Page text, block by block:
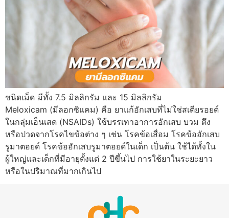
ชนิดเม็ด มีทั้ง 7.5 มิลลิกรัม และ 15 มิลลิกรัม
Meloxicam (มีลอกซิแคม) คือ ยาแก้อักเสบที่ไม่ใช่สเตียรอยด์
ในกลุ่มเอ็นเสด (NSAIDs) ใช้บรรเทาอาการอักเสบ บวม ตึง
หรือปวดจากโรคไขข้อต่าง ๆ เช่น โรคข้อเสื่อม โรคข้ออักเสบ
รูมาตอยด์ โรคข้ออักเสบรูมาตอยด์ในเด็ก เป็นต้น ใช้ได้ทั้งใน
ผู้ใหญ่และเด็กที่มีอายุตั้งแต่ 2 ปีขึ้นไป การใช้ยาในระยะยาว
หรือในปริมาณที่มากเกินไป